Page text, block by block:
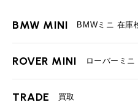
BMW MINI BMWミニ 在庫
ROVER MINI ローバーミ
TRADE 買取